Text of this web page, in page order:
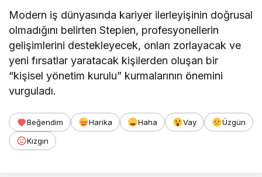
Modern iş dünyasında kariyer ilerleyişinin doğrusal
olmadığını belirten Stepien, profesyonellerin
gelişimlerini destekleyecek, onları zorlayacak ve
yeni fırsatlar yaratacak kişilerden oluşan bir
“kişisel yönetim kurulu” kurmalarının önemini
vurguladı.
Beğendim Harika Haha Vay
Üzgün
Kızgın